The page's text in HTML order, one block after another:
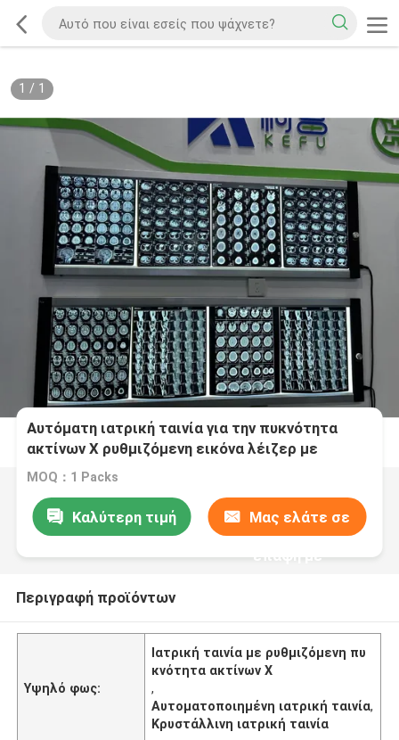
1 / 1
Αυτόματη ιατρική ταινία για την πυκνότητα
ακτίνων Χ ρυθμιζόμενη εικόνα λέιζερ με
καθαρά αποτελέσματα
MOQ：1 Packs
Καλύτερη τιμή Μας ελάτε σε
επαφή με
Περιγραφή προϊόντων
Υψηλό φως:
Ιατρική ταινία με ρυθμιζόμενη πυ
κνότητα ακτίνων Χ
,
Αυτοματοποιημένη ιατρική ταινία,
Κρυστάλλινη ιατρική ταινία